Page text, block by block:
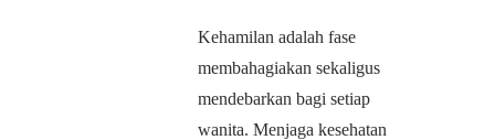
Kehamilan adalah fase
membahagiakan sekaligus
mendebarkan bagi setiap
wanita. Menjaga kesehatan